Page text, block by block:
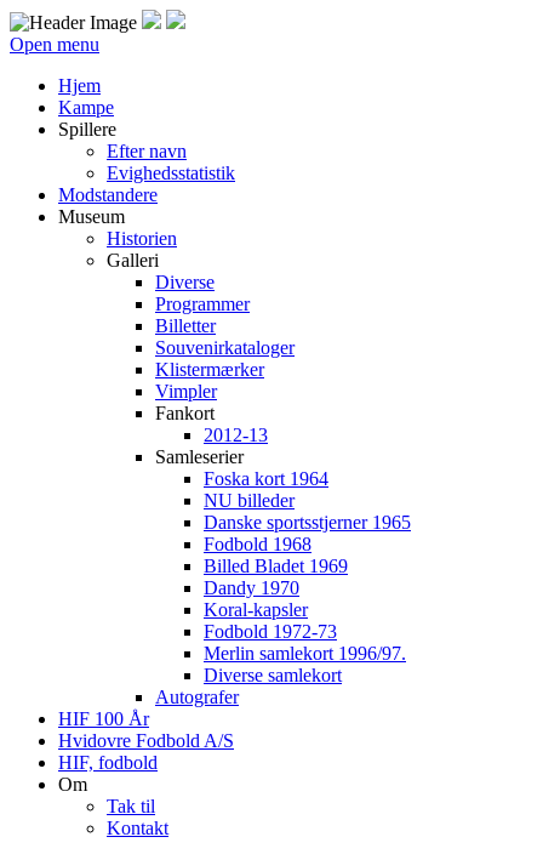
Open menu
Hjem
Kampe
Spillere
Efter navn
Evighedsstatistik
Modstandere
Museum
Historien
Galleri
Diverse
Programmer
Billetter
Souvenirkataloger
Klistermærker
Vimpler
Fankort
2012-13
Samleserier
Foska kort 1964
NU billeder
Danske sportsstjerner 1965
Fodbold 1968
Billed Bladet 1969
Dandy 1970
Koral-kapsler
Fodbold 1972-73
Merlin samlekort 1996/97.
Diverse samlekort
Autografer
HIF 100 År
Hvidovre Fodbold A/S
HIF, fodbold
Om
Tak til
Kontakt